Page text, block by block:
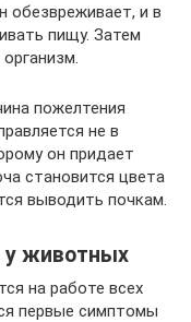
обезвреживает, и в
пищу. Затем
пожелтения
не в
он придает
становится цвета
выводить почкам.
у животных
на работе всех
первые симптомы